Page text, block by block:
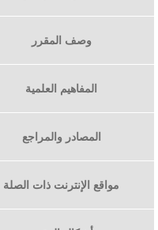
وصف المقرر
المفاهيم العلمية
المصادر والمراجع
مواقع الإنترنت ذات الصلة